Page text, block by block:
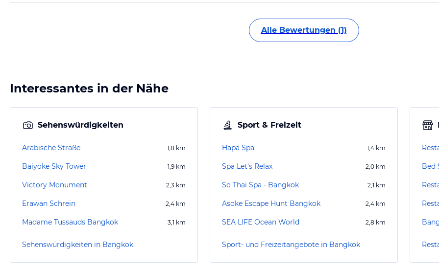
Alle Bewertungen (1)
Interessantes in der Nähe
Sehenswürdigkeiten
Arabische Straße 1,8 km
Baiyoke Sky Tower 1,9 km
Victory Monument 2,3 km
Erawan Schrein 2,4 km
Madame Tussauds Bangkok 3,1 km
Sehenswürdigkeiten in Bangkok
Sport & Freizeit
Hapa Spa 1,4 km
Spa Let's Relax 2,0 km
So Thai Spa - Bangkok 2,1 km
Asoke Escape Hunt Bangkok 2,4 km
SEA LIFE Ocean World 2,8 km
Sport- und Freizeitangebote in Bangkok
Bed